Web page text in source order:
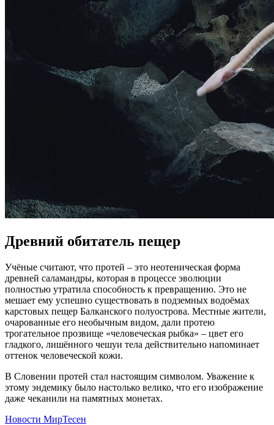
Древний обитатель пещер
Учёные считают, что протей – это неотеническая форма
древней саламандры, которая в процессе эволюции
полностью утратила способность к превращению. Это не
мешает ему успешно существовать в подземных водоёмах
карстовых пещер Балканского полуострова. Местные жители,
очарованные его необычным видом, дали протею
трогательное прозвище «человеческая рыбка» – цвет его
гладкого, лишённого чешуи тела действительно напоминает
оттенок человеческой кожи.
В Словении протей стал настоящим символом. Уважение к
этому эндемику было настолько велико, что его изображение
даже чеканили на памятных монетах.
Новости МирТесен